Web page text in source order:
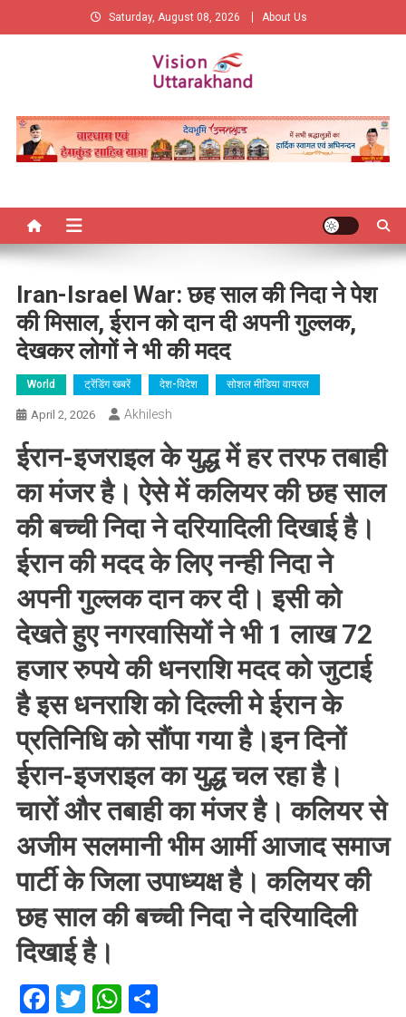
to
Saturday, August 08, 2026 About Us
Vision Uttarakhand
Iran-Israel War: छह साल की निदा ने पेश
की मिसाल, ईरान को दान दी अपनी गुल्लक,
देखकर लोगों ने भी की मदद
World ट्रेंडिंग खबरें देश-विदेश सोशल मीडिया वायरल
April 2, 2026 Akhilesh
ईरान-इजराइल के युद्ध में हर तरफ तबाही
का मंजर है। ऐसे में कलियर की छह साल
की बच्ची निदा ने दरियादिली दिखाई है।
ईरान की मदद के लिए नन्ही निदा ने
अपनी गुल्लक दान कर दी। इसी को
देखते हुए नगरवासियों ने भी 1 लाख 72
हजार रुपये की धनराशि मदद को जुटाई
है इस धनराशि को दिल्ली मे ईरान के
प्रतिनिधि को सौंपा गया है।इन दिनों
ईरान-इजराइल का युद्ध चल रहा है।
चारों और तबाही का मंजर है। कलियर से
अजीम सलमानी भीम आर्मी आजाद समाज
पार्टी के जिला उपाध्यक्ष है। कलियर की
छह साल की बच्ची निदा ने दरियादिली
दिखाई है।
Facebook
TwitterWhatsApp
Share